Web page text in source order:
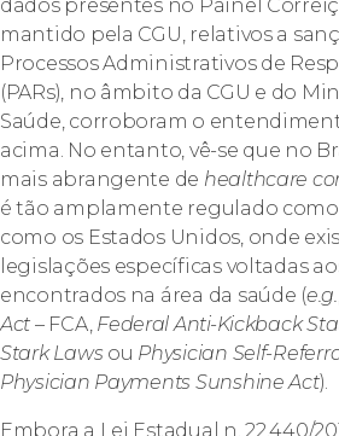
dados presentes no Painel
mantido pela CGU, relativos a
Processos Administrativos de
(PARs), no âmbito da CGU e do
Saúde, corroboram o
acima. No entanto, vê-se que no
mais abrangente de healthcare
é tão amplamente regulado
como os Estados Unidos, onde
legislações específicas voltadas
encontrados na área da saúde (e.g.
Act – FCA, Federal Anti-Kickback
Stark Laws ou Physician Self-
Physician Payments Sunshine Act).
Embora a Lei Estadual n. 22.440/